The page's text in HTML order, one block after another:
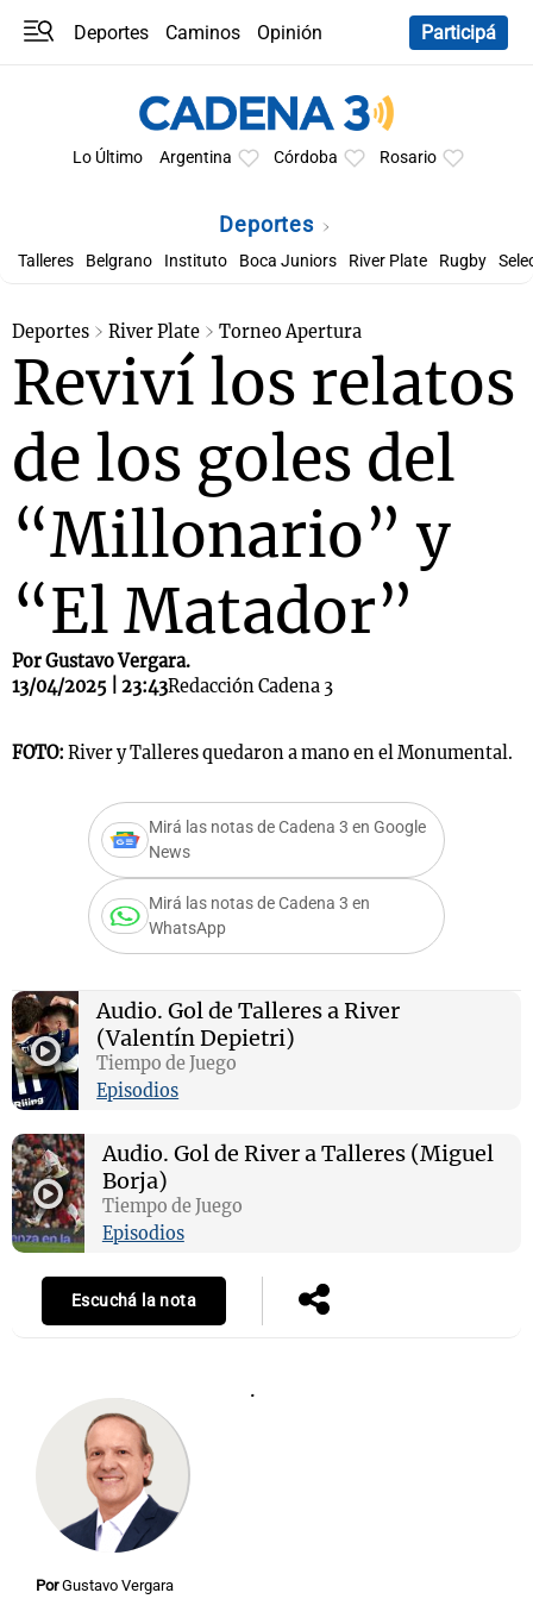
Deportes Caminos
Opinión
Participá
Lo Último Argentina Córdoba Rosario
Deportes
Talleres Belgrano Instituto Boca Juniors River Plate Rugby
Deportes River Plate Torneo Apertura
Reviví los relatos
de los goles del
“Millonario” y
“El Matador”
Por Gustavo Vergara.
13/04/2025 | 23:43Redacción Cadena 3
FOTO: River y Talleres quedaron a mano en el Monumental.
Mirá las notas de Cadena 3 en Google
News
Mirá las notas de Cadena 3 en
WhatsApp
Audio. Gol de Talleres a River
(Valentín Depietri)
Tiempo de Juego
Episodios
Audio. Gol de River a Talleres (Miguel
Borja)
Tiempo de Juego
Episodios
Escuchá la nota
Por Gustavo Vergara
.
Notas
Mundial 2026
Notas